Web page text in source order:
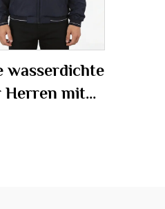
wasserdichte
Herren mit